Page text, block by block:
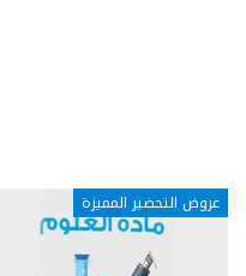
عروض التحضير المميزة